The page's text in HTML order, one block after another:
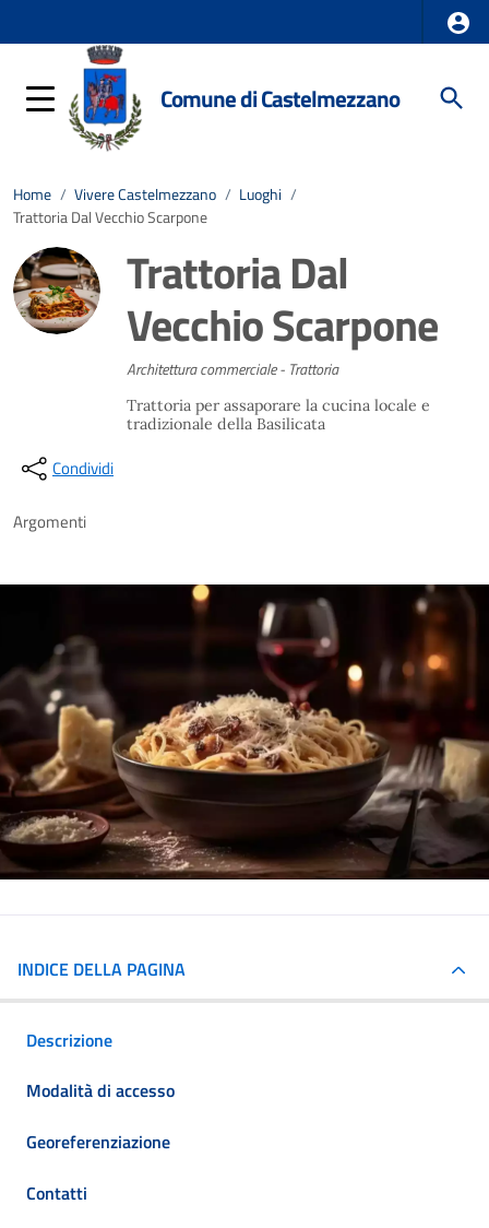
Comune di Castelmezzano
Home / Vivere Castelmezzano / Luoghi /
Trattoria Dal Vecchio Scarpone
Trattoria Dal
Vecchio Scarpone
Architettura commerciale - Trattoria
Trattoria per assaporare la cucina locale e
tradizionale della Basilicata
Condividi
Argomenti
INDICE DELLA PAGINA
Descrizione
Modalità di accesso
Georeferenziazione
Contatti